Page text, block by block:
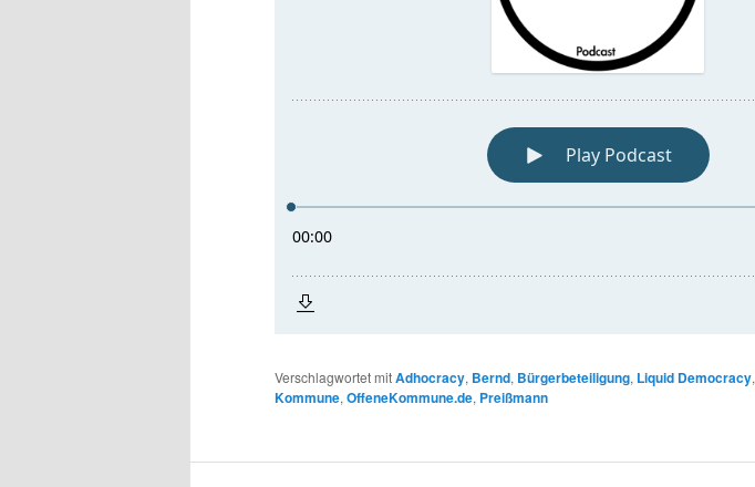
Verschlagwortet mitAdhocracy, Bernd, Bürgerbeteiligung, Liquid Democracy,
Kommune, OffeneKommune.de, Preißmann